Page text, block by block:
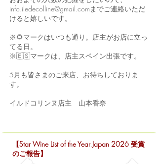
info.iledecolline@gmail.comまでご連絡いただ
けると嬉しいです。
※🌻マークはいつも通り。店主がお店に立っ
てる日。
※🇪🇸マークは、店主スペイン出張です。
5月も皆さまのご来店、お待ちしておりま
す。
イルドコリンヌ店主 山本香奈
【Star Wine List of the Year Japan 2026 受賞
のご報告】